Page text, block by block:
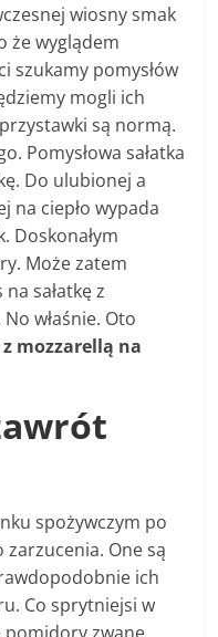
wiosny smak
że wyglądem
szukamy pomysłów
mogli ich
są normą.
Pomysłowa sałatka
Do ulubionej a
na ciepło wypada
Doskonałym
Może zatem
sałatkę z
właśnie. Oto
mozzarellą na
spożywczym po
One są
ich
Co sprytniejsi w